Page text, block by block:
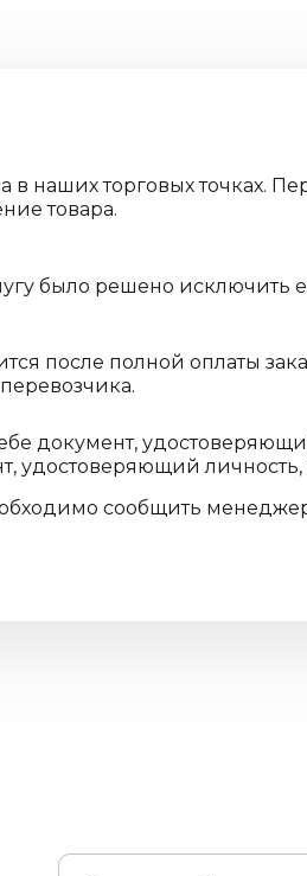
в наших торговых
товара.
было решено исключить
после полной оплаты
документ,
удостоверяющий
сообщить